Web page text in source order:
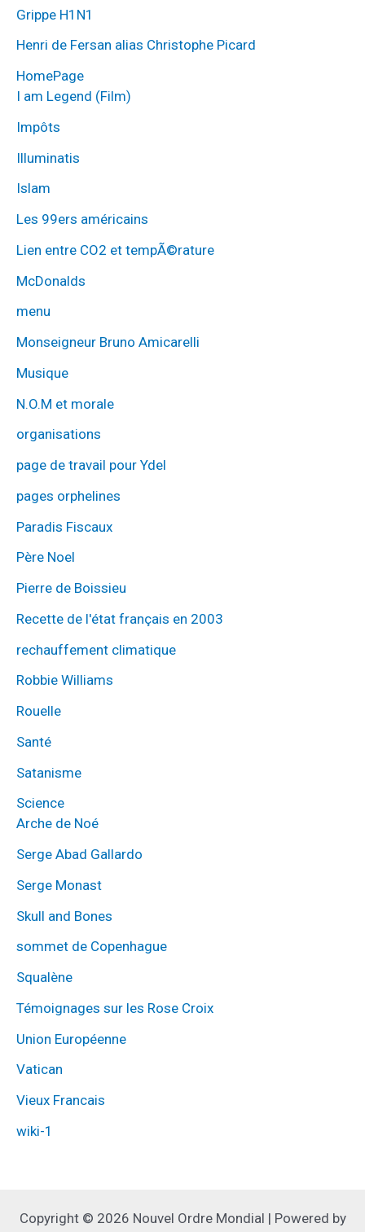
Grippe H1N1
Henri de Fersan alias Christophe Picard
HomePage
I am Legend (Film)
Impôts
Illuminatis
Islam
Les 99ers américains
Lien entre CO2 et tempÃ©rature
McDonalds
menu
Monseigneur Bruno Amicarelli
Musique
N.O.M et morale
organisations
page de travail pour Ydel
pages orphelines
Paradis Fiscaux
Père Noel
Pierre de Boissieu
Recette de l'état français en 2003
rechauffement climatique
Robbie Williams
Rouelle
Santé
Satanisme
Science
Arche de Noé
Serge Abad Gallardo
Serge Monast
Skull and Bones
sommet de Copenhague
Squalène
Témoignages sur les Rose Croix
Union Européenne
Vatican
Vieux Francais
wiki-1
Copyright © 2026 Nouvel Ordre Mondial | Powered by